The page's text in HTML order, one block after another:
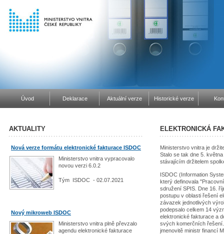
Úvod Deklarace Aktuální verze Historické verze
AKTUALITY
Nová verze formátu elektronické fakturace ISDOC
Ministerstvo vnitra vypracovalo
novou verzi 6.0.2
Tým ISDOC - 02.07.2021
Nový mikroweb ISDOC
Ministerstvo vnitra plně převzalo
agendu elektronické fakturace
ELEKTRONICKÁ
Ministerstvo vnitra je
Stalo se tak dne 5.
stávajícím držitelem
ISDOC (Information
který definovala
sdružení SPIS. Dne 16.
postupu v oblasti řešení
závazek jednotlivých
podepsalo celkem 14
elektronické fakturace a
svých komerčních
jmenovitě ministr financí